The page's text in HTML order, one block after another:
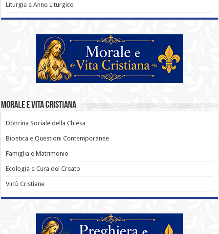
Liturgia e Anno Liturgico
Morale e Vita Cristiana
Dottrina Sociale della Chiesa
Bioetica e Questioni Contemporanee
Famiglia e Matrimonio
Ecologia e Cura del Creato
Virtù Cristiane